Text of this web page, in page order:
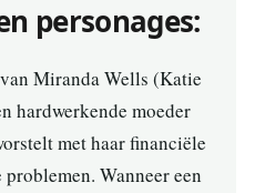
personages:
Miranda Wells (Katie
hardwerkende moeder
met haar financiële
Wanneer een